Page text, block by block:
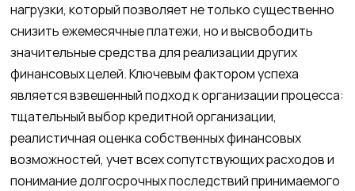
нагрузки, который позволяет не только существенно
снизить ежемесячные платежи, но и высвободить
значительные средства для реализации других
финансовых целей. Ключевым фактором успеха
является взвешенный подход к организации процесса:
тщательный выбор кредитной организации,
реалистичная оценка собственных финансовых
возможностей, учет всех сопутствующих расходов и
понимание долгосрочных последствий принимаемого